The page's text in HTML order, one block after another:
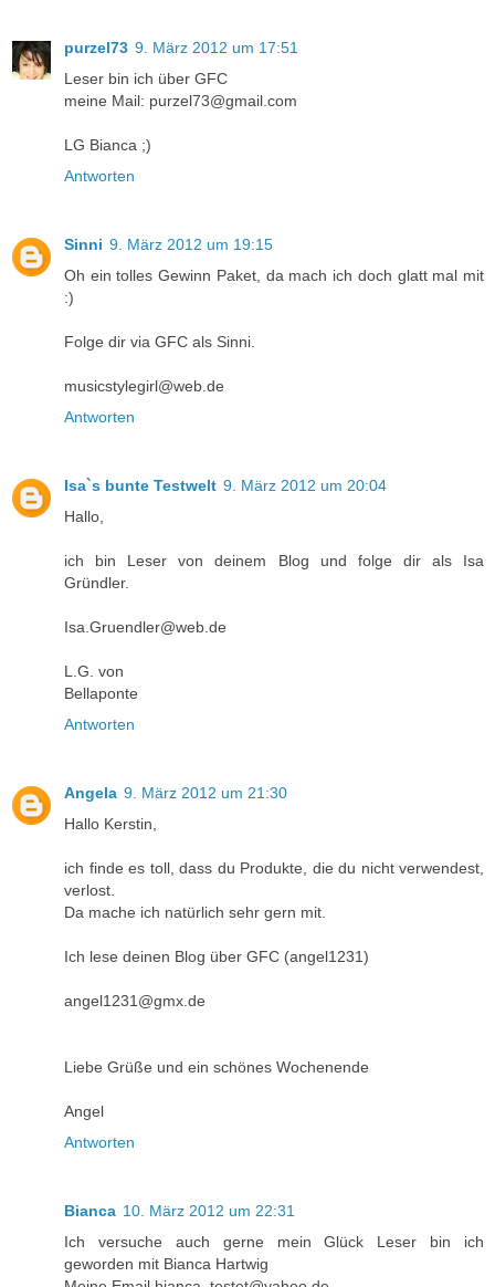
purzel73 9. März 2012 um 17:51
Leser bin ich über GFC
meine Mail: purzel73@gmail.com
LG Bianca ;)
Antworten
Sinni 9. März 2012 um 19:15
Oh ein tolles Gewinn Paket, da mach ich doch glatt mal mit
:)
Folge dir via GFC als Sinni.
musicstylegirl@web.de
Antworten
Isa`s bunte Testwelt 9. März 2012 um 20:04
Hallo,
ich bin Leser von deinem Blog und folge dir als Isa
Gründler.
Isa.Gruendler@web.de
L.G. von
Bellaponte
Antworten
Angela 9. März 2012 um 21:30
Hallo Kerstin,
ich finde es toll, dass du Produkte, die du nicht verwendest,
verlost.
Da mache ich natürlich sehr gern mit.
Ich lese deinen Blog über GFC (angel1231)
angel1231@gmx.de
Liebe Grüße und ein schönes Wochenende
Angel
Antworten
Bianca 10. März 2012 um 22:31
Ich versuche auch gerne mein Glück Leser bin ich
geworden mit Bianca Hartwig